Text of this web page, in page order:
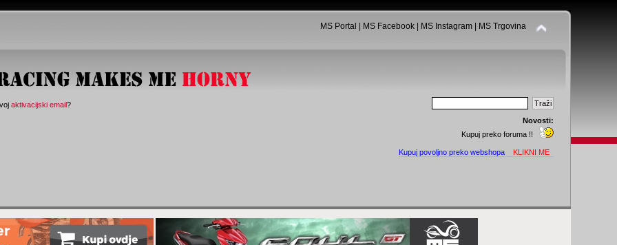
MS Portal MS Facebook| MS Instagram| MS Trgovina
aktivacijski email?
Novosti:
Kupuj preko foruma !!
Kupuj povoljno preko webshopa KLIKNI ME